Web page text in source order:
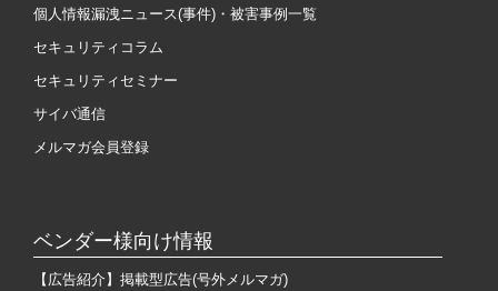
個人情報漏洩ニュース(事件)・被害事例一覧
セキュリティコラム
セキュリティセミナー
サイバ通信
メルマガ会員登録
ベンダー様向け情報
【広告紹介】掲載型広告(号外メルマガ)